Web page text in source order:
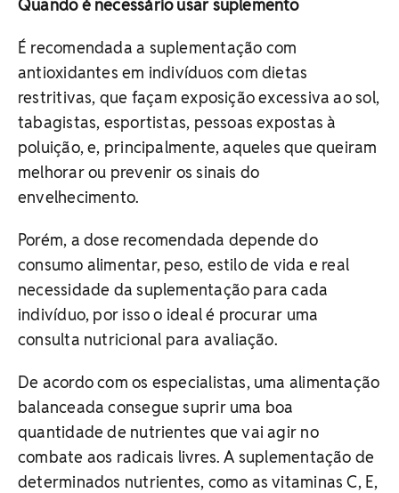
Quando é necessário usar suplemento
É recomendada a suplementação com
antioxidantes em indivíduos com dietas
restritivas, que façam exposição excessiva ao sol,
tabagistas, esportistas, pessoas expostas à
poluição, e, principalmente, aqueles que queiram
melhorar ou prevenir os sinais do
envelhecimento.
Porém, a dose recomendada depende do
consumo alimentar, peso, estilo de vida e real
necessidade da suplementação para cada
indivíduo, por isso o ideal é procurar uma
consulta nutricional para avaliação.
De acordo com os especialistas, uma alimentação
balanceada consegue suprir uma boa
quantidade de nutrientes que vai agir no
combate aos radicais livres. A suplementação de
determinados nutrientes, como as vitaminas C, E,